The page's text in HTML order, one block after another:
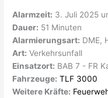
Alarmzeit: 3. Juli 2025
Dauer: 51 Minuten
Alarmierungsart: DME,
Art: Verkehrsunfall
Einsatzort: BAB 7 - FR
Fahrzeuge: TLF 3000
Weitere Kräfte:
eingeklemmter
Person